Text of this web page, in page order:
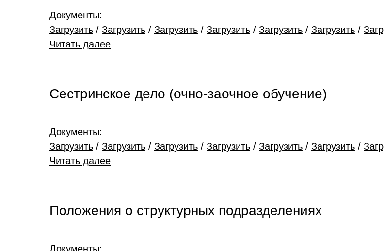
Документы:
Загрузить / Загрузить / Загрузить / Загрузить / Загрузить / Загрузить /
Читать далее
Сестринское дело (очно-заочное обучение)
Документы:
Загрузить / Загрузить / Загрузить / Загрузить / Загрузить / Загрузить /
Читать далее
Положения о структурных подразделениях
Документы: